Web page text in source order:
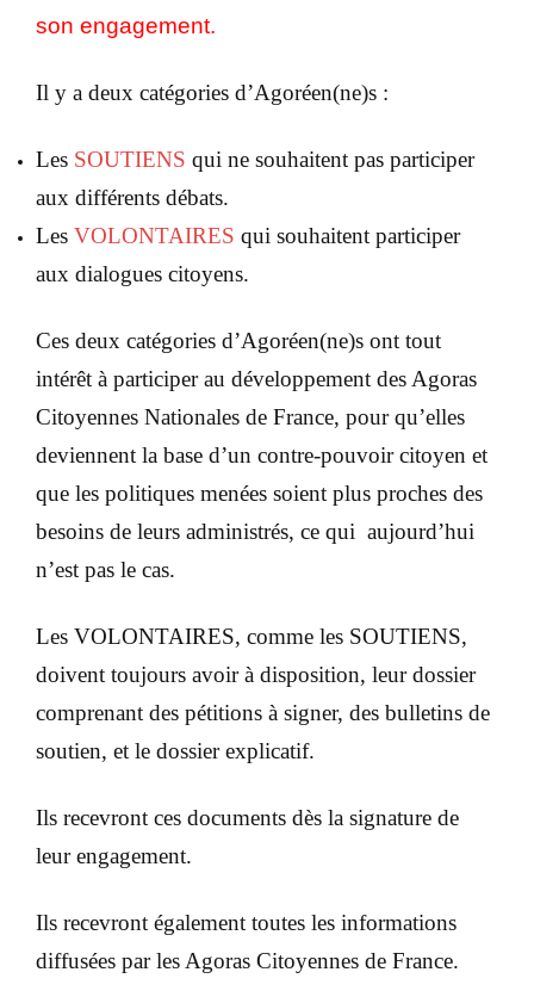
son engagement.
Il y a deux catégories d’Agoréen(ne)s :
Les SOUTIENS qui ne souhaitent pas participer
aux différents débats.
Les VOLONTAIRES qui souhaitent participer
aux dialogues citoyens.
Ces deux catégories d’Agoréen(ne)s ont tout
intérêt à participer au développement des Agoras
Citoyennes Nationales de France, pour qu’elles
deviennent la base d’un contre-pouvoir citoyen et
que les politiques menées soient plus proches des
besoins de leurs administrés, ce qui aujourd’hui
n’est pas le cas.
Les VOLONTAIRES, comme les SOUTIENS,
doivent toujours avoir à disposition, leur dossier
comprenant des pétitions à signer, des bulletins de
soutien, et le dossier explicatif.
Ils recevront ces documents dès la signature de
leur engagement.
Ils recevront également toutes les informations
diffusées par les Agoras Citoyennes de France.